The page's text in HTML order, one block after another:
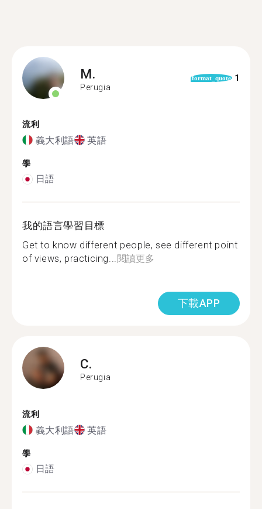
M.
Perugia
format_quote 1
流利
義大利語 英語
學
日語
我的語言學習目標
Get to know different people, see different point
of views, practicing...閱讀更多
下載APP
C.
Perugia
流利
義大利語 英語
學
日語